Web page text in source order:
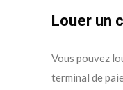
Louer un
Vous pouvez
terminal de